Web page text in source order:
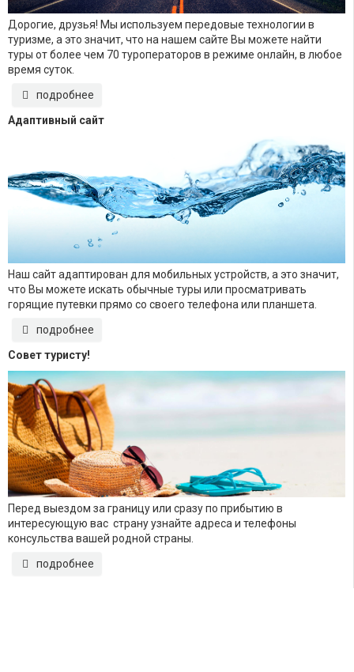
Дорогие, друзья! Мы используем передовые технологии в
туризме, а это значит, что на нашем сайте Вы можете найти
туры от более чем 70 туроператоров в режиме онлайн, в любое
время суток.
подробнее
Адаптивный сайт
Наш сайт адаптирован для мобильных устройств, а это значит,
что Вы можете искать обычные туры или просматривать
горящие путевки прямо со своего телефона или планшета.
подробнее
Совет туристу!
Перед выездом за границу или сразу по прибытию в
интересующую вас страну узнайте адреса и телефоны
консульства вашей родной страны.
подробнее